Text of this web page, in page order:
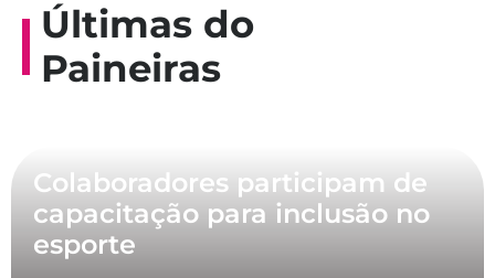
Últimas do
Paineiras
Colaboradores participam de
capacitação para inclusão no
esporte